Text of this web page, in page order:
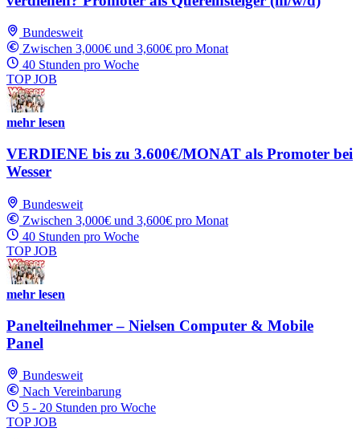
Bundesweit
Zwischen 3,000€ und 3,600€ pro Monat
40 Stunden pro Woche
TOP JOB
mehr lesen
VERDIENE bis zu 3.600€/MONAT als Promoter bei
Wesser
Bundesweit
Zwischen 3,000€ und 3,600€ pro Monat
40 Stunden pro Woche
TOP JOB
mehr lesen
Panelteilnehmer – Nielsen Computer & Mobile
Panel
Bundesweit
Nach Vereinbarung
5 - 20 Stunden pro Woche
TOP JOB